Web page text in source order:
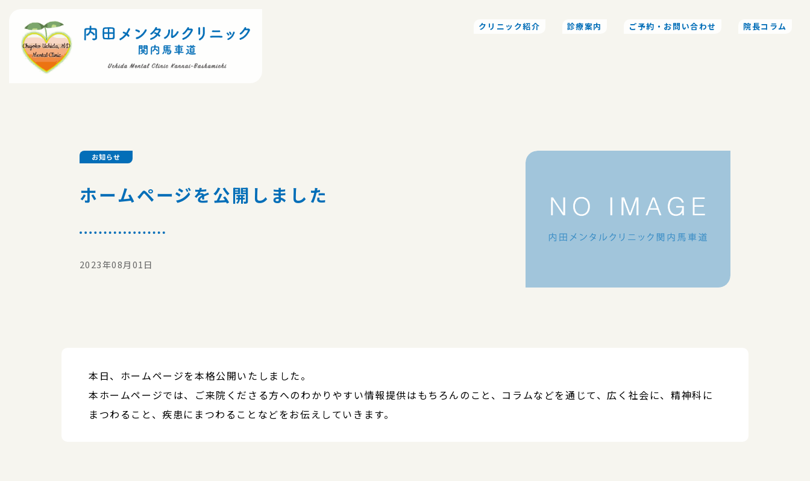
クリニック紹介 診療案内 ご予約・お問い合わせ 院長コラム
お知らせ
ホームページを公開しました
2023年08月01日
本日、ホームページを本格公開いたしました。
本ホームページでは、ご来院くださる方へのわかりやすい情報提供はもちろんのこと、コラムなどを通じて、広く社会に、精神科に
まつわること、疾患にまつわることなどをお伝えしていきます。